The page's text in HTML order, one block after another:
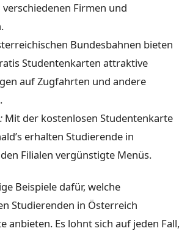
verschiedenen Firmen und
Bundesbahnen bieten
Studentenkarten attraktive
auf Zugfahrten und andere
Mit der kostenlosen Studentenkarte
erhalten Studierende in
Filialen vergünstigte Menüs.
Beispiele dafür, welche
Studierenden in Österreich
anbieten. Es lohnt sich auf jeden Fall,